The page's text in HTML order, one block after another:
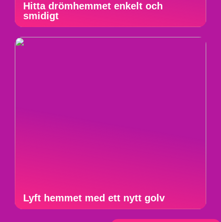
Hitta drömhemmet enkelt och
smidigt
Lyft hemmet med ett nytt golv